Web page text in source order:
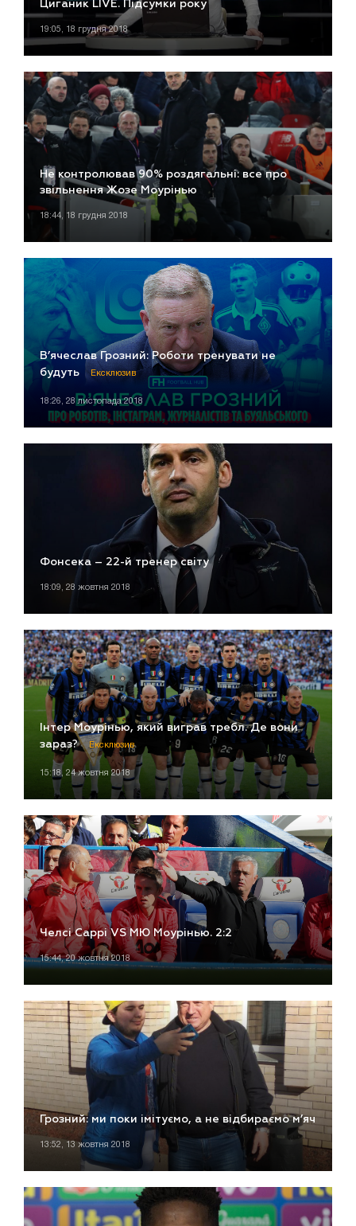
Циганик LIVE. Підсумки року
19:05, 18 грудня 2018
Не контролював 90% роздягальні: все про
звільнення Жозе Моурінью
18:44, 18 грудня 2018
В’ячеслав Грозний: Роботи тренувати не
будуть
Ексклюзив
18:26, 28 листопада 2018
Фонсека – 22-й тренер світу
18:09, 28 жовтня 2018
Інтер Моурінью, який виграв требл. Де вони
зараз?
Ексклюзив
15:18, 24 жовтня 2018
Челсі Саррі VS МЮ Моурінью. 2:2
15:44, 20 жовтня 2018
Грозний: ми поки імітуємо, а не відбираємо м’яч
13:52, 13 жовтня 2018